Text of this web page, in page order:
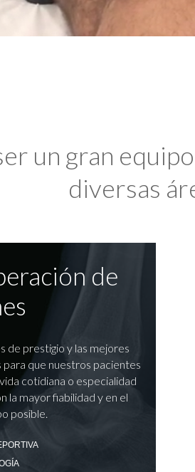
un gran
diversas
de
de prestigio y las mejores
para que nuestros pacientes
cotidiana o especialidad
la mayor fiabilidad y en el
posible.